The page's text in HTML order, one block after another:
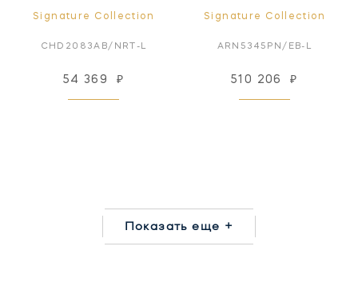
Signature Collection
CHD2083AB/NRT-L
54 369 ₽
Signature Collection
ARN5345PN/EB-L
510 206 ₽
Показать еще +